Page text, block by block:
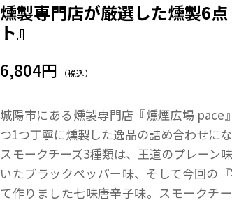
燻製専門店が厳選した燻製6
ト』
6,804円 （税込）
城陽市にある燻製専門店『燻煙広場 pace
つ1つ丁寧に燻製した逸品の詰め合わせにな
スモークチーズ3種類は、王道のプレーン
いたブラックペッパー味、そして今回の
て作りました七味唐辛子味。スモークチ